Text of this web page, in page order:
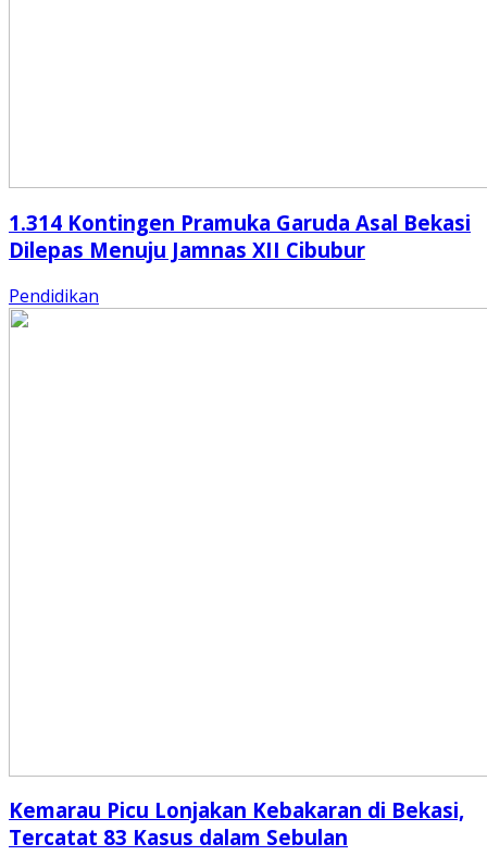
1.314 Kontingen Pramuka Garuda Asal Bekasi
Dilepas Menuju Jamnas XII Cibubur
Pendidikan
Kemarau Picu Lonjakan Kebakaran di Bekasi,
Tercatat 83 Kasus dalam Sebulan